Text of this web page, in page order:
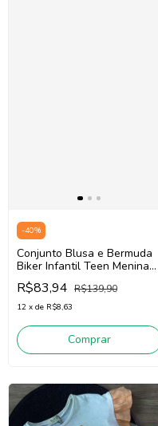
-40%
Conjunto Blusa e Bermuda
Biker Infantil Teen Menina
Kukiê 88736 (Off
White/Verde)
R$83,94 R$139,90
12 x de R$8,63
Comprar